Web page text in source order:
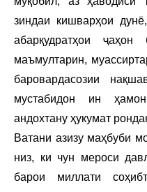
зиндаи кишварҳои
абарқудратҳои
маъмултарин,
баровардасозии
мустабидон ин
андохтану ҳукумат
Ватани азизу маҳбуби
низ, ки чун мероси
барои миллати